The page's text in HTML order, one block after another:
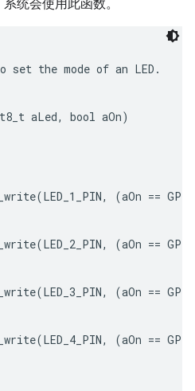
统会使用此函数。
set the mode of an LED.
aLed, bool aOn)
(aOn ==
(aOn ==
(aOn ==
(aOn ==